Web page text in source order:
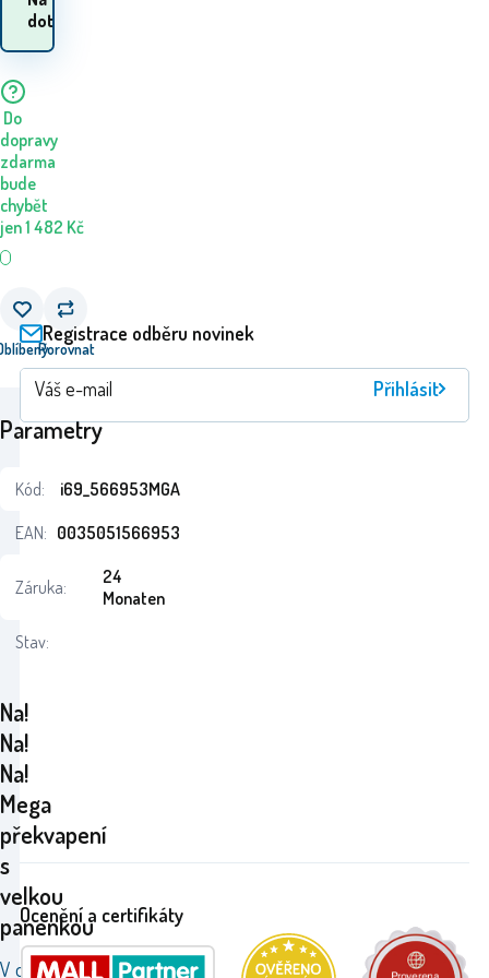
dotaz
Do
dopravy
zdarma
bude
chybět
jen1 482 Kč
Porovnat
Na!
Na!
Na!
Mega
překvapení
s
velkou
panenkou
V obrovské
Parametry
Kód:
i69_566953MGA
EAN: 0035051566953
Záruka:
24
Monaten
Stav:
Registrace odběru novinek
Přihlásit
Ocenění a certifikáty